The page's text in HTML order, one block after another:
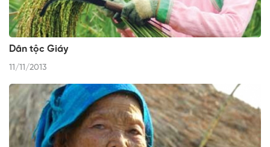
Dân tộc Giáy
11/11/2013